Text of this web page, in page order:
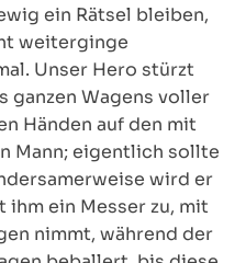
ein Rätsel bleiben,
weiterginge
Unser Hero stürzt
ganzen Wagens voller
Händen auf den mit
Mann; eigentlich sollte
wird er
ein Messer zu, mit
nimmt, während der